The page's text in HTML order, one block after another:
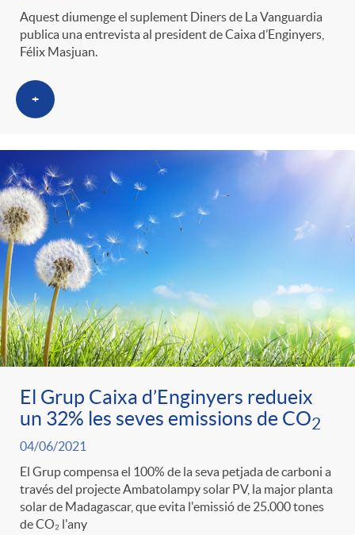
Aquest diumenge el suplement Diners de La Vanguardia
publica una entrevista al president de Caixa d’Enginyers,
Félix Masjuan.
+
El Grup Caixa d’Enginyers redueix
un 32% les seves emissions de CO2
04/06/2021
El Grup compensa el 100% de la seva petjada de carboni a
través del projecte Ambatolampy solar PV, la major planta
solar de Madagascar, que evita l'emissió de 25.000 tones
de CO₂ l'any